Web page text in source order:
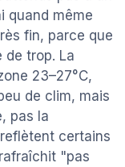
quand même
fin, parce que
de trop. La
23–27°C,
de clim, mais
pas la
reflètent certains
"pas